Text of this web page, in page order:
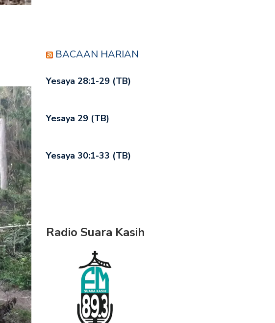
BACAAN HARIAN
Yesaya 28:1-29 (TB)
Yesaya 29 (TB)
Yesaya 30:1-33 (TB)
Radio Suara Kasih